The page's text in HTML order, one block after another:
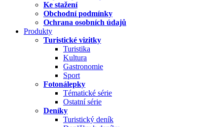
Ke stažení
Obchodní podmínky
Ochrana osobních údajů
Produkty
Turistické vizitky
Turistika
Kultura
Gastronomie
Sport
Fotonálepky
Tématické série
Ostatní série
Deníky
Turistický deník